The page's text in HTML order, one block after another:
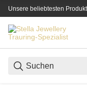
Unsere beliebtesten